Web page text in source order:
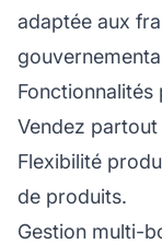
adaptée aux
Vendez
Flexibilité
de produits.
Gestion multi-